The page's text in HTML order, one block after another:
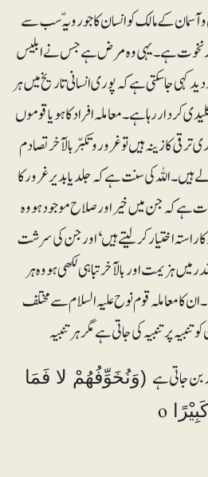
کے مالک کو انسان کا جو رویہّ سب سے
نخوت ہے۔ یہی وہ مرض ہے جس نے ابلیس
کہی جا سکتی ہے کہ پوری انسانی تاریخ میں ہر
کردار رہا ہے۔ معاملہ افراد کا ہویا قوموں
ترقی کا زینہ ہیں تو غرور و تکبّر بالآخر تصادم
اللہ کی سنت ہے کہ جلد یا بدیر غرور کا
ہے کہ جن میں خیراور صلاح موجود ہو وہ
اختیار کر لیتے ہیں‘ اور جن کی سرشت
ہزیمت اور بالآخر تباہی لکھی ہو وہ ہر
کا معاملہ قوم نوح علیہ السلام سے مختلف
پر تنبیہ کی جاتی ہے مگر ہر تنبیہ
بن جاتی ہے(وَنُخَوِّفُھُمْ لا فَمَا
o